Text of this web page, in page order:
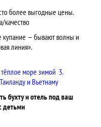
более выгодные цены.
качество
купание — бывают волны и
линия».
тёплое море зимой 3.
и Вьетнаму
бухту и отель под ваш
детьми